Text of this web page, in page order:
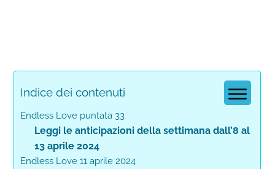
Indice dei contenuti
Endless Love puntata 33
Leggi le anticipazioni della settimana dall’8 al
13 aprile 2024
Endless Love 11 aprile 2024